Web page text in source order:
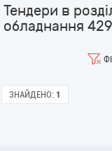
Тендери в
обладнання
ЗНАЙДЕНО: 1